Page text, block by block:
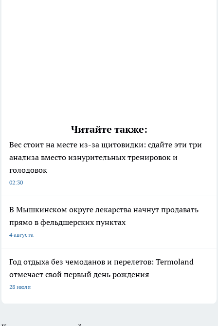
Читайте также:
Вес стоит на месте из-за щитовидки: сдайте эти три
анализа вместо изнурительных тренировок и
голодовок
02:30
В Мышкинском округе лекарства начнут продавать
прямо в фельдшерских пунктах
4 августа
Год отдыха без чемоданов и перелетов: Termoland
отмечает свой первый день рождения
28 июля